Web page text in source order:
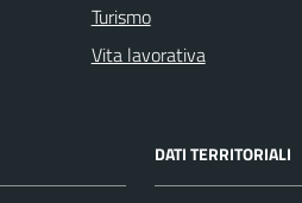
Turismo
Vita lavorativa
DATI TERRITORIALI